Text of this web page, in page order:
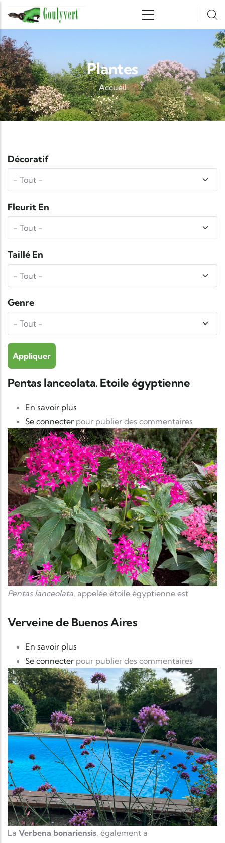
Aller au contenu principal
Plantes
Accueil
Décoratif
Fleurit En
Taillé En
Genre
Pentas lanceolata. Etoile égyptienne
En savoir plus
Se connecter pour publier des commentaires
Pentas lanceolata, appelée étoile égyptienne est
Verveine de Buenos Aires
En savoir plus
Se connecter pour publier des commentaires
La Verbena bonariensis, également a